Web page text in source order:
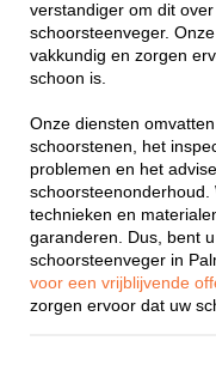
verstandiger om dit
schoorsteenveger.
vakkundig en zorgen
schoon is.
Onze diensten
schoorstenen, het
problemen en het
schoorsteenonderhoud.
technieken en
garanderen. Dus, bent
schoorsteenveger in
voor een vrijblijvende
zorgen ervoor dat uw